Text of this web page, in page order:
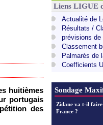
huitièmes
portugais
des
Liens LIGUE
Actualité de
Résultats /
prévisions
Classement
Palmarès de
Coefficients
Sondage
Zidane va t-il faire
France ?